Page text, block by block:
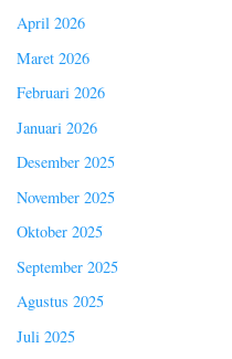
April 2026
Maret 2026
Februari 2026
Januari 2026
Desember 2025
November 2025
Oktober 2025
September 2025
Agustus 2025
Juli 2025